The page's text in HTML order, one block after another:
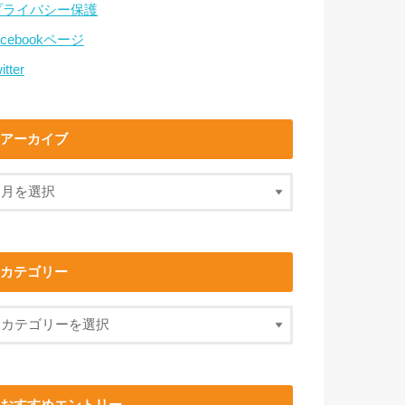
ライバシー保護
ページ
アーカイブ
カテゴリー